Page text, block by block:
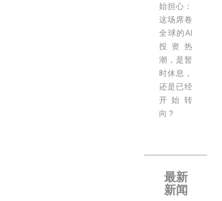
始担心：
这场席卷
全球的AI
投资热
潮，是暂
时休息，
还是已经
开始转
向？
最新
新闻